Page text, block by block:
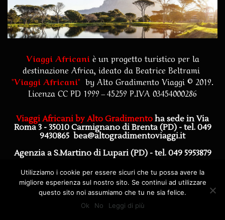
Viaggi Africani è un progetto turistico per la
destinazione Africa, ideato da Beatrice Beltrami
"Viaggi Africani" by Alto Gradimento Viaggi © 2019.
Licenza CC PD 1999 – 45259 P.IVA 03454000286
Viaggi Africani by Alto Gradimento ha sede in Via
Roma 3 - 35010 Carmignano di Brenta (PD) - tel. 049
9430865 bea@altogradimentoviaggi.it
Agenzia a S.Martino di Lupari (PD) - tel. 049 5953879
Agenzia a Piazzola sul Brenta (PD) - tel. 0492272628
Utilizziamo i cookie per essere sicuri che tu possa avere la
migliore esperienza sul nostro sito. Se continui ad utilizzare
questo sito noi assumiamo che tu ne sia felice.
Ok
No Leggi di più